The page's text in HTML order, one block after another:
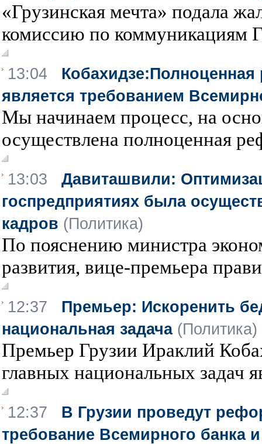
«Грузинская мечта» подала
комиссию по коммуникациям
13:04
является требованием
Мы начинаем процесс, на
осуществлена полноценная
13:03 Давиташвили:
госпредприятиях была
кадров (Политика)
По пояснению министра
развития, вице-премьера
12:37 Премьер: Искоренить
национальная задача (Политика)
Премьер Грузии Ираклий
главных национальных задач
12:37 В Грузии проведут
требование Всемирного банка